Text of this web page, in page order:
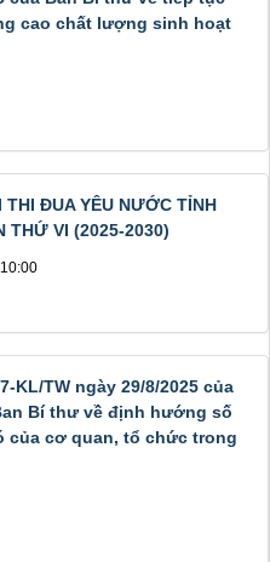
cao chất lượng sinh hoạt
THI ĐUA YÊU NƯỚC TỈNH
THỨ VI (2025-2030)
KL/TW ngày 29/8/2025 của
Bí thư về định hướng số
của cơ quan, tổ chức trong